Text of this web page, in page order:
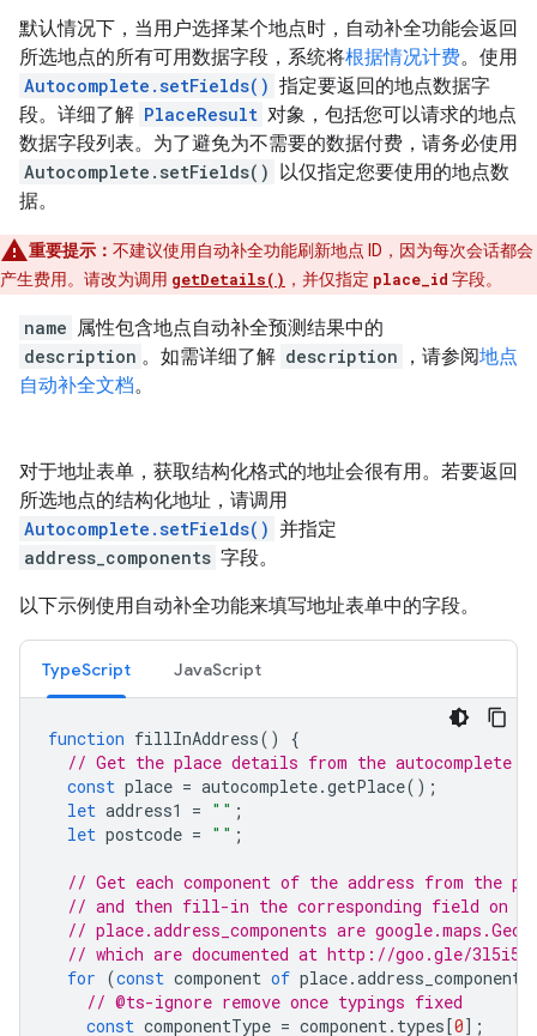
默认情况下，当用户选择某个地点时，自动补全功能会返回
所选地点的所有可用数据字段，系统将根据情况计费。使用
Autocomplete.setFields() 指定要返回的地点数据字
段。详细了解 PlaceResult 对象，包括您可以请求的地点
数据字段列表。为了避免为不需要的数据付费，请务必使用
Autocomplete.setFields() 以仅指定您要使用的地点数
据。
重要提示： 不建议使用自动补全功能刷新地点 ID，因为每次会话都会
产生费用。请改为调用 getDetails() ，并仅指定 place_id 字段。
name 属性包含地点自动补全预测结果中的
description 。如需详细了解 description ，请参阅地点
自动补全文档。
对于地址表单，获取结构化格式的地址会很有用。若要返回
所选地点的结构化地址，请调用
Autocomplete.setFields() 并指定
address_components 字段。
以下示例使用自动补全功能来填写地址表单中的字段。
TypeScript JavaScript
function fillInAddress()
{
// Get the place details from the autocomplete
const place = autocomplete.getPlace();
let address1 = "" ;
let postcode = "" ;
// Get each component of the address from the
// and then fill-in the corresponding field on
// place.address_components are
// which are documented at http://goo.gle/
for (const component of place.address_components
// @ts-ignore remove once typings fixed
const componentType = component. types[0];